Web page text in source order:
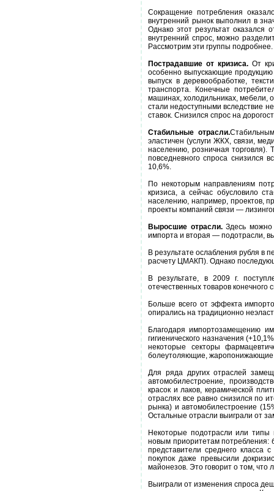
Сокращение потребления
внутренний рынок выполнил в
Однако этот результат
внутренний спрос, можно
Рассмотрим эти группы подробнее.
Пострадавшие от кризиса. От
особенно выпускающие
выпуск в деревообработке,
транспорта. Конечные
машинах, холодильниках, мебели,
стали недоступными вследствие
ставок. Снизился спрос на
Стабильные отрасли.
эластичен (услуги ЖКХ, связи,
населению, розничная
повседневного спроса снизился
10,6%.
По некоторым направлениям
кризиса, а сейчас обусловило
населению, например, проектов,
проекты компаний связи —
Выросшие отрасли.Здесь
импорта и вторая — подотрасли,
В результате ослабления рубля в
расчету ЦМАКП). Однако
В результате, в 2009 г.
отечественных товаров
Больше всего от эффекта
опирались на традиционно
Благодаря импортозамещению
гигиенического назначения
некоторые секторы
болеутоляющие, жаропонижающие,
Для ряда других отраслей
автомобилестроение,
красок и лаков, керамической
отраслях все равно снизился по
рынка) и автомобилестроение
Остальные отрасли выиграли от
Некоторые подотрасли или типы
новым приоритетам
представители среднего
покупок даже превысили
майонезов. Это говорит о том,
Выиграли от изменения спроса